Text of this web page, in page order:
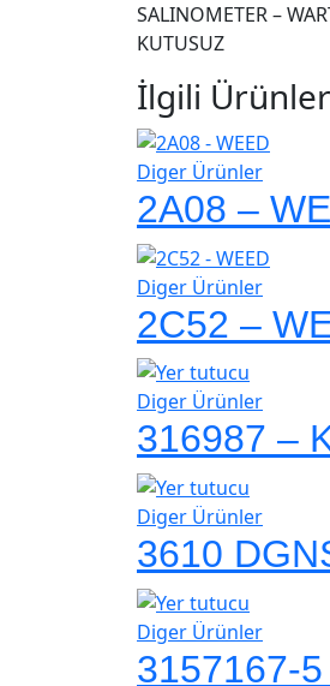
SALINOMETER –
KUTUSUZ
İlgili Ürünler
Diger Ürünler
2A08 –
Diger Ürünler
2C52 –
Diger Ürünler
316987 –
Diger Ürünler
3610
Diger Ürünler
3157167-